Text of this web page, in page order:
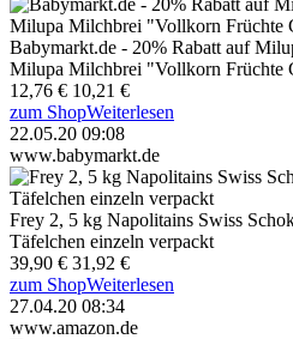
Babymarkt.de - 20% Rabatt auf
Milupa Milchbrei "Vollkorn Früchte
12,76 € 10,21 €
zum ShopWeiterlesen
22.05.20 09:08
www.babymarkt.de
Frey 2, 5 kg Napolitains Swiss
Täfelchen einzeln verpackt
39,90 € 31,92 €
zum ShopWeiterlesen
27.04.20 08:34
www.amazon.de